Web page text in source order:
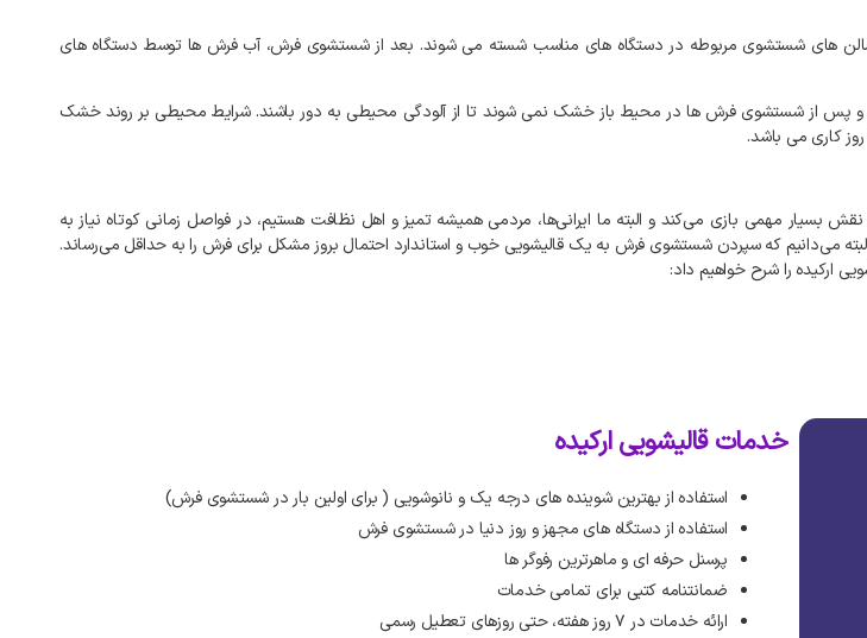
های شستشوی مربوطه در دستگاه های مناسب شسته می شوند. بعد از شستشوی فرش، آب فرش ها توسط دستگاه های
و پس از شستشوی فرش ها در محیط باز خشک نمی شوند تا از آلودگی محیطی به دور باشند.شرایط محیطی بر روند خشک
روز کاری می باشد.
نقش بسیار مهمی بازی می‌کند و البته ما ایرانی‌ها، مردمی همیشه تمیز و اهل نظافت هستیم، در فواصل زمانی کوتاه نیاز به
می‌دانیمکه سپردن شستشوی فرش به یک قالیشویی خوب و استاندارد احتمال بروز مشکل برای فرش را به‌ حداقل می‌رساند.
ارکیده راشرح خواهیم داد:
خدمات قالیشویی ارکیده
استفاده از بهترین شوینده های درجه یک و نانوشویی ( برای اولین بار در شستشوی فرش)
استفاده از دستگاه های مجهز و روز دنیا در شستشوی فرش
پرسنل حرفه ای و ماهرترین رفوگر ها
ضمانتنامه کتبی برای تمامی خدمات
ارائه خدمات در ۷ روز هفته، حتی روزهای تعطیل رسمی